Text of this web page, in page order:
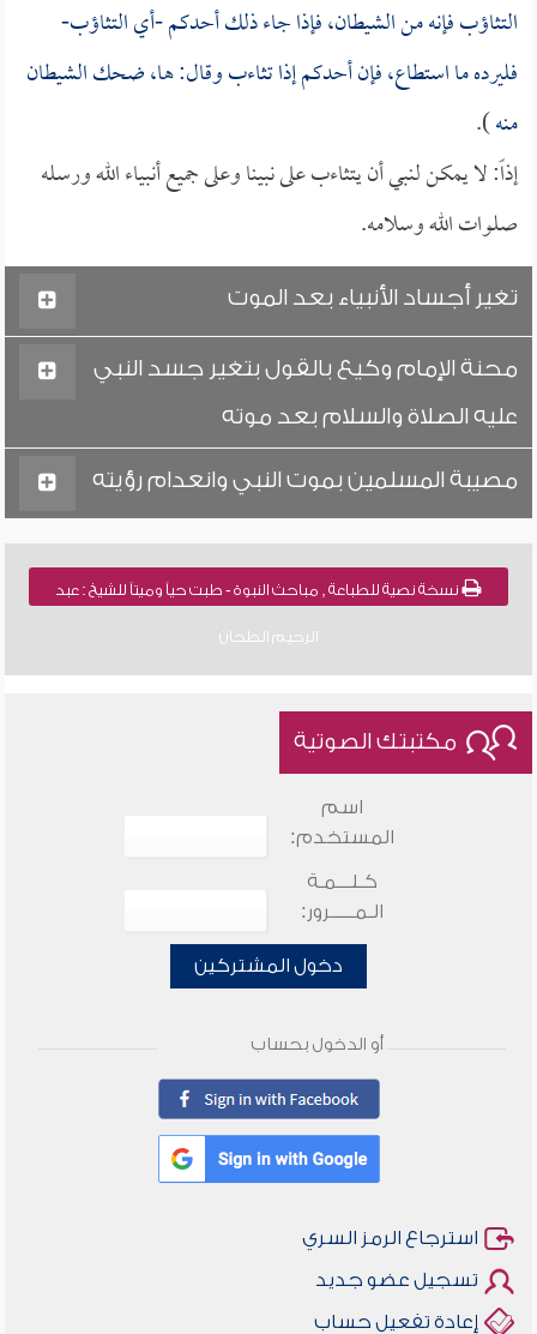
التثاؤب فإنه من الشيطان، فإذا جاء ذلك أحدكم -أي التثاؤب-
فليرده ما استطاع، فإن أحدكم إذا تثاءب وقال: ها، ضحك الشيطان
منه).
إذاً: لا يمكن لنبي أن يتثاءب على نبينا وعلى جميع أنبياء الله ورسله
صلوات الله وسلامه.
تغير أجساد الأنبياء بعد الموت
محنة الإمام وكيع بالقول بتغير جسد النبي
عليه الصلاة والسلام بعد موته
مصيبة المسلمين بموت النبي وانعدام رؤيته
نسخة نصية للطباعة , مباحث النبوة - طبت حياً وميتاً للشيخ : عبد
الرحيم الطحان
مكتبتك الصوتية
اسم
المستخدم:
كـلـــمـة
الـمـــــرور:
دخول المشتركين
أو الدخول بحساب
استرجاع الرمز السري
تسجيل عضو جديد
إعادة تفعيل حساب